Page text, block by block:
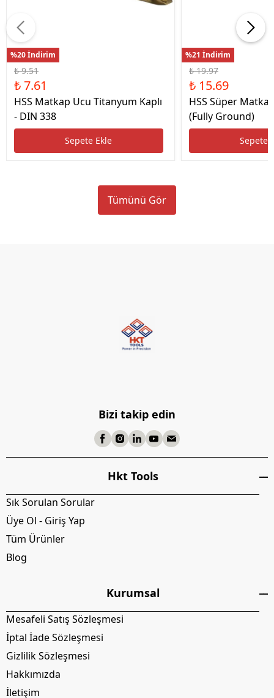
%20 İndirim
₺ 9.51
₺ 7.61
HSS Matkap Ucu Titanyum Kaplı
- DIN 338
Sepete Ekle
%21 İndirim
₺ 19.97
₺ 15.69
HSS Süper
(Fully Ground)
Sepete
Tümünü Gör
Bizi takip edin
Hkt Tools
Sık Sorulan Sorular
Üye Ol - Giriş Yap
Tüm Ürünler
Blog
Kurumsal
Mesafeli Satış Sözleşmesi
İptal İade Sözleşmesi
Gizlilik Sözleşmesi
Hakkımızda
İletişim